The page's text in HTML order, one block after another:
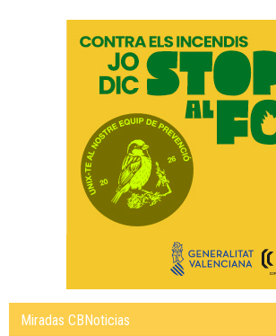
Miradas CBNoticias